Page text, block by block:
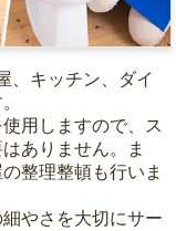
、キッチン、ダイ
用しますので、ス
ありません。ま
整理整頓も行いま
やさを大切にサー